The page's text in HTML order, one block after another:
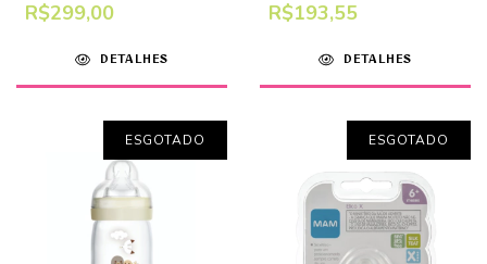
R$299,00
DETALHES
R$193,55
DETALHES
ESGOTADO ESGOTADO